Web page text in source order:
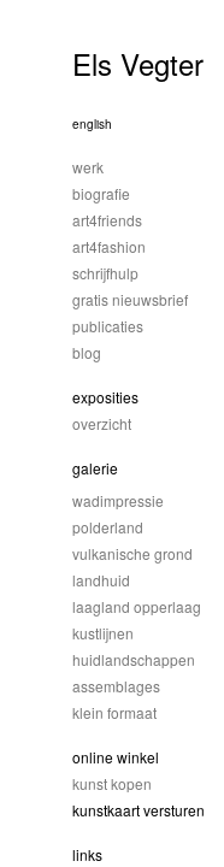
Els Vegter
english
werk
biografie
art4friends
art4fashion
schrijfhulp
gratis nieuwsbrief
publicaties
blog
exposities
overzicht
galerie
wadimpressie
polderland
vulkanische grond
landhuid
laagland opperlaag
kustlijnen
huidlandschappen
assemblages
klein formaat
online winkel
kunst kopen
kunstkaart versturen
links